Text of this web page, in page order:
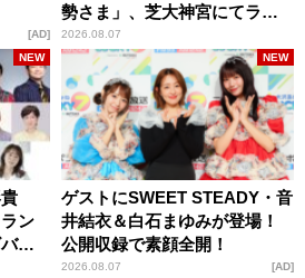
AD
勢さま」、芝大神宮にてラン
パンプスが合格祈願！
2026.08.07
ン
リ
NEW
ゲストにSWEET STEADY・音
井結衣＆白石まゆみが登場！
公開収録で素顔全開！
2026.08.07
NEW
AD